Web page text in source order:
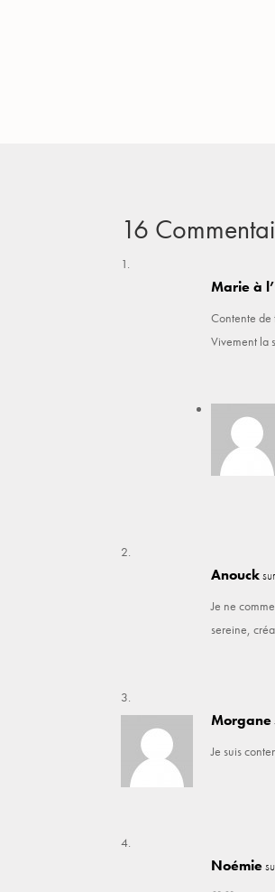
16
Marie à
Contente de
Vivement la
Anouck
Je ne
sereine,
Morgane
Je suis
Noémie